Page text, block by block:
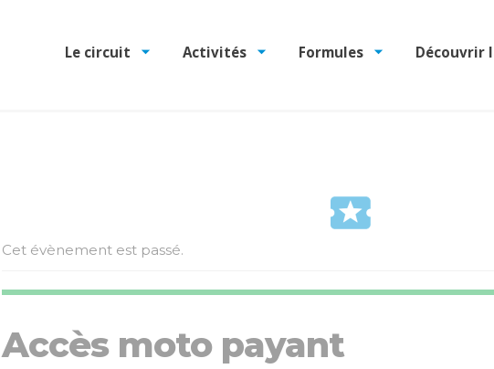
Le circuit Activités Formules Découvrir
Cet évènement est passé.
Accès moto payant